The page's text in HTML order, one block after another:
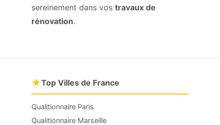
sereinement dans vos travaux de
rénovation.
★Top Villes de France
Qualitionnaire Paris
Qualitionnaire Marseille